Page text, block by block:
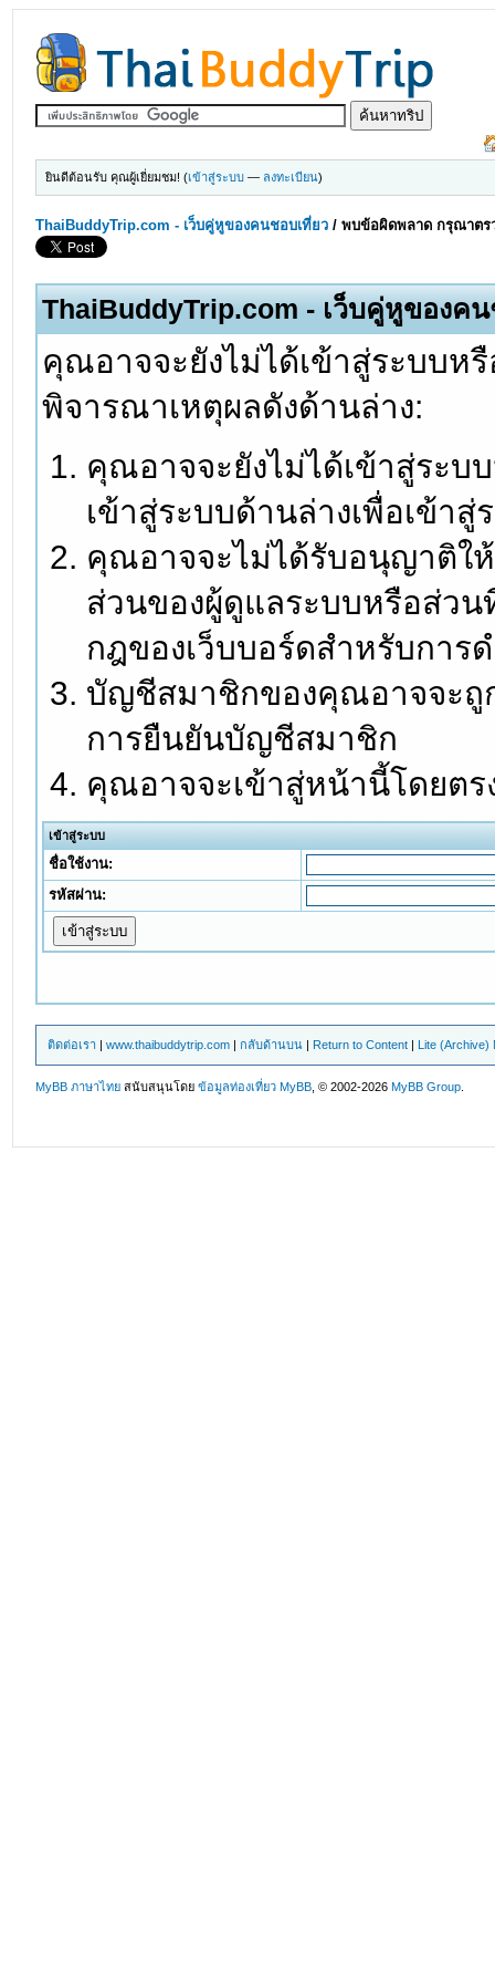
ยินดีต้อนรับ คุณผู้เยี่ยมชม! (เข้าสู่ระบบ — ลงทะเบียน)
ThaiBuddyTrip.com - เว็บคู่หูของคนชอบเที่ยว /พบข้อผิดพลาด กรุณาตร
ThaiBuddyTrip.com - เว็บคู่หูของค
คุณอาจจะยังไม่ได้เข้าสู่ระบบ
พิจารณาเหตุผลดังด้านล่าง:
คุณอาจจะยังไม่ได้เข้าสู่ระบ
เข้าสู่ระบบด้านล่างเพื่อเข้า
คุณอาจจะไม่ได้รับอนุญาติใ
ส่วนของผู้ดูแลระบบหรือส่ว
กฎของเว็บบอร์ดสำหรับการ
บัญชีสมาชิกของคุณอาจจะถู
การยืนยันบัญชีสมาชิก
คุณอาจจะเข้าสู่หน้านี้โดยต
เข้าสู่ระบบ
ชื่อใช้งาน:
รหัสผ่าน:
ติดต่อเรา |www.thaibuddytrip.com |กลับด้านบน | Return to Content | Lite (Archive)
MyBB ภาษาไทย สนับสนุนโดยข้อมูลท่องเที่ยว MyBB , © 2002-2026MyBB Group